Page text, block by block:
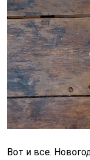
Вот и все.